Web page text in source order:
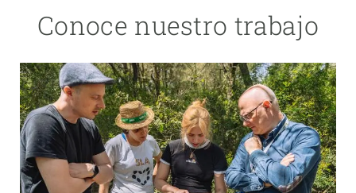
Conoce nuestro trabajo